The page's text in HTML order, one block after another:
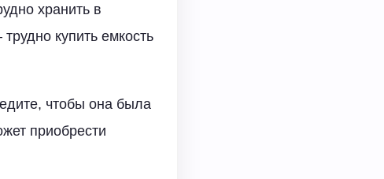
хранить в
купить емкость
чтобы она была
приобрести